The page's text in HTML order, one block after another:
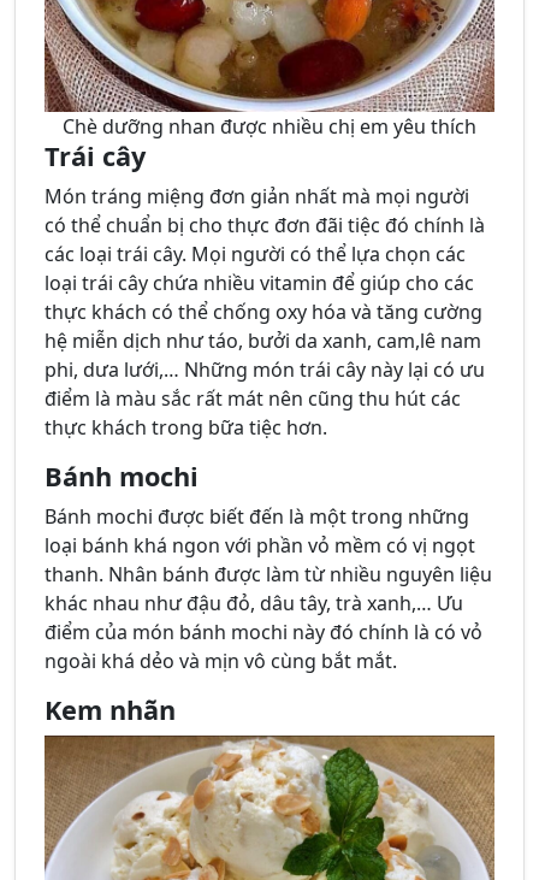
Chè dưỡng nhan được nhiều chị em yêu thích
Trái cây
Món tráng miệng đơn giản nhất mà mọi người
có thể chuẩn bị cho thực đơn đãi tiệc đó chính là
các loại trái cây. Mọi người có thể lựa chọn các
loại trái cây chứa nhiều vitamin để giúp cho các
thực khách có thể chống oxy hóa và tăng cường
hệ miễn dịch như táo, bưởi da xanh, cam,lê nam
phi, dưa lưới,… Những món trái cây này lại có ưu
điểm là màu sắc rất mát nên cũng thu hút các
thực khách trong bữa tiệc hơn.
Bánh mochi
Bánh mochi được biết đến là một trong những
loại bánh khá ngon với phần vỏ mềm có vị ngọt
thanh. Nhân bánh được làm từ nhiều nguyên liệu
khác nhau như đậu đỏ, dâu tây, trà xanh,… Ưu
điểm của món bánh mochi này đó chính là có vỏ
ngoài khá dẻo và mịn vô cùng bắt mắt.
Kem nhãn